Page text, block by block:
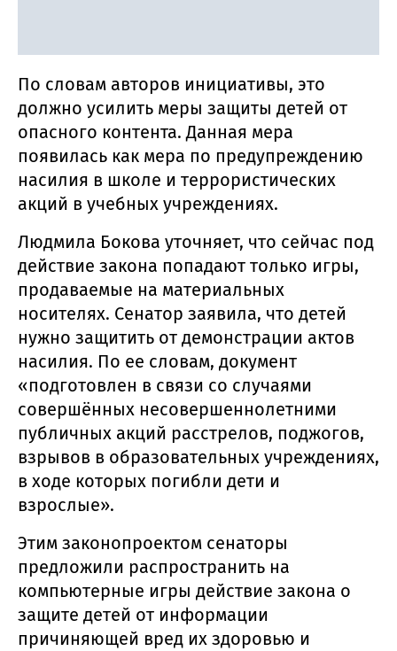
По словам авторов инициативы, это
должно усилить меры защиты детей от
опасного контента. Данная мера
появилась как мера по предупреждению
насилия в школе и террористических
акций в учебных учреждениях.
Людмила Бокова уточняет, что сейчас под
действие закона попадают только игры,
продаваемые на материальных
носителях. Сенатор заявила, что детей
нужно защитить от демонстрации актов
насилия. По ее словам, документ
«подготовлен в связи со случаями
совершённых несовершеннолетними
публичных акций расстрелов, поджогов,
взрывов в образовательных учреждениях,
в ходе которых погибли дети и
взрослые».
Этим законопроектом сенаторы
предложили распространить на
компьютерные игры действие закона о
защите детей от информации
причиняющей вред их здоровью и